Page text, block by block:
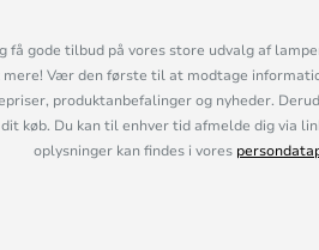
få gode tilbud på vores store udvalg af
Vær den første til at modtage
produktanbefalinger og nyheder.
køb. Du kan til enhver tid afmelde dig via
oplysninger kan findes i vores